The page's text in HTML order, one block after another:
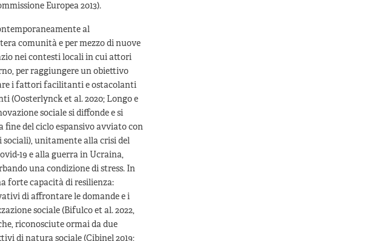
Europea 2013).
al
comunità e per mezzo di nuove
nei contesti locali in cui attori
per raggiungere un obiettivo
i fattori facilitanti e ostacolanti
(Oosterlynck et al. 2020; Longo e
sociale si diffonde e si
fine del ciclo espansivo avviato con
sociali), unitamente alla crisi del
19 e alla guerra in Ucraina,
una condizione di stress. In
forte capacità di resilienza:
di affrontare le domande e i
sociale (Bifulco et al. 2022,
riconosciute ormai da due
di natura sociale (Cibinel 2019;